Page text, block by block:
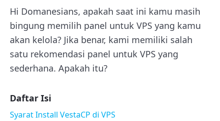
Hi Domanesians, apakah saat ini kamu masih
bingung memilih panel untuk VPS yang kamu
akan kelola? Jika benar, kami memiliki salah
satu rekomendasi panel untuk VPS yang
sederhana. Apakah itu?
Daftar Isi
Syarat Install VestaCP di VPS